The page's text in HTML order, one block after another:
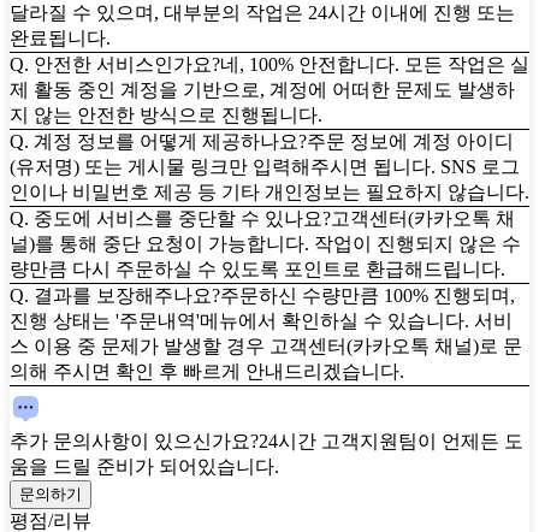
달라질 수 있으며, 대부분의 작업은 24시간 이내에 진행 또는
완료됩니다.
Q. 안전한 서비스인가요?네, 100% 안전합니다. 모든 작업은 실
제 활동 중인 계정을 기반으로, 계정에 어떠한 문제도 발생하
지 않는 안전한 방식으로 진행됩니다.
Q. 계정 정보를 어떻게 제공하나요?주문 정보에 계정 아이디
(유저명) 또는 게시물 링크만 입력해주시면 됩니다. SNS 로그
인이나 비밀번호 제공 등 기타 개인정보는 필요하지 않습니다.
Q. 중도에 서비스를 중단할 수 있나요?고객센터(카카오톡 채
널)를 통해 중단 요청이 가능합니다. 작업이 진행되지 않은 수
량만큼 다시 주문하실 수 있도록 포인트로 환급해드립니다.
Q. 결과를 보장해주나요?주문하신 수량만큼 100% 진행되며,
진행 상태는 '주문내역'메뉴에서 확인하실 수 있습니다. 서비
스 이용 중 문제가 발생할 경우 고객센터(카카오톡 채널)로 문
의해 주시면 확인 후 빠르게 안내드리겠습니다.
추가 문의사항이 있으신가요?24시간 고객지원팀이 언제든 도
움을 드릴 준비가 되어있습니다.
문의하기
평점/리뷰